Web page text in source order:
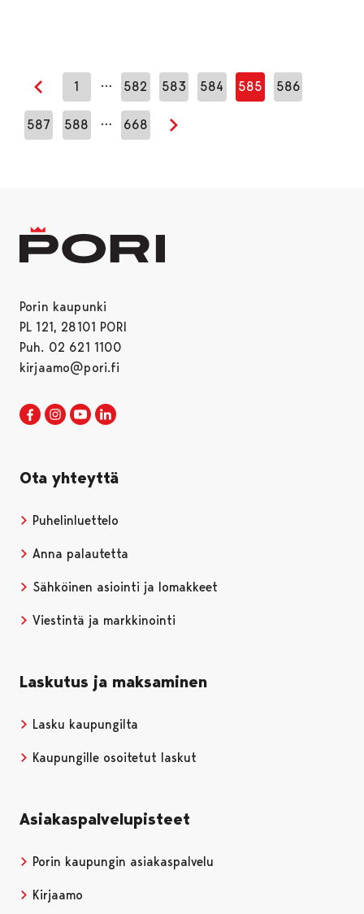
Edellinen sivu
1 … 582 583 584 585 586
587 588 … 668
Seuraava sivu
Porin kaupunki
PL 121, 28101 PORI
Puh. 02 621 1100
kirjaamo@pori.fi
Porin kaupunki Facebookissa
Avautuu uudessa välilehdessä
Porin kaupunki Instagramissa
Avautuu uudessa välilehdessä
Porin kaupunki Youtubessa
Avautuu uudessa välilehdessä
Ota yhteyttä
Puhelinluettelo
Anna palautetta
Sähköinen asiointi ja lomakkeet
Viestintä ja markkinointi
Laskutus ja maksaminen
Lasku kaupungilta
Kaupungille osoitetut laskut
Asiakaspalvelupisteet
Porin kaupungin asiakaspalvelu
Kirjaamo